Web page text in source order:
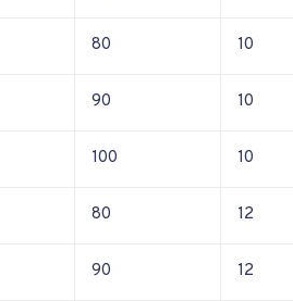
80 10
90 10
100 10
80 12
90 12